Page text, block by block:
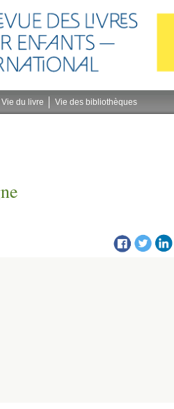
Vie du livre Vie des bibliothèques